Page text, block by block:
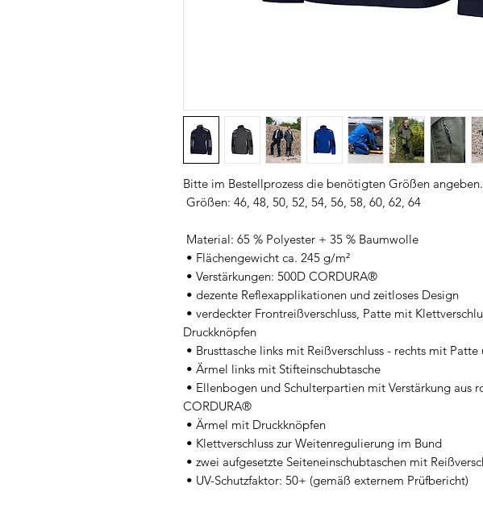
Bitte im Bestellprozess die benötigten Größen angeben.
Druckknöpfen
CORDURA®
• UV-Schutzfaktor: 50+ (gemäß externem Prüfbericht)